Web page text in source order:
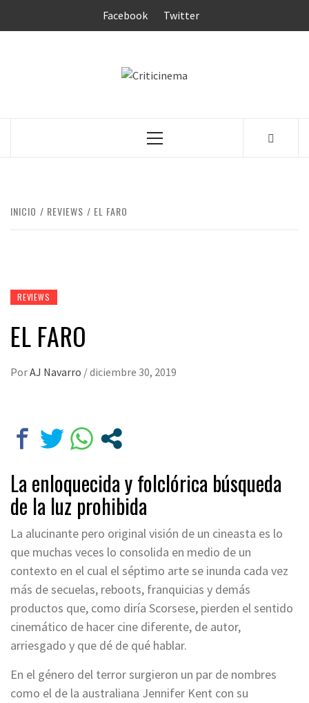
Facebook Twitter
Menú
INICIO REVIEWS EL FARO
REVIEWS
EL FARO
PorAJ Navarro /diciembre 30, 2019
La enloquecida y folclórica búsqueda
de la luz prohibida
La alucinante pero original visión de un cineasta es lo
que muchas veces lo consolida en medio de un
contexto en el cual el séptimo arte se inunda cada vez
más de secuelas, reboots, franquicias y demás
productos que, como diría Scorsese, pierden el sentido
cinemático de hacer cine diferente, de autor,
arriesgado y que dé de qué hablar.
En el género del terror surgieron un par de nombres
como el de la australiana Jennifer Kent con su